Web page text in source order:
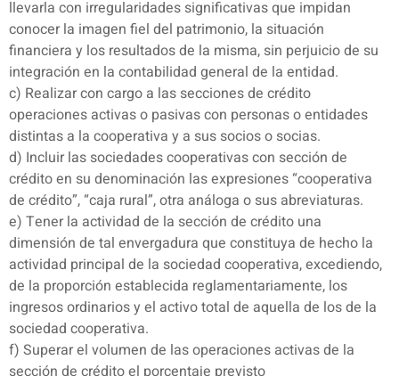
llevarla con irregularidades significativas que impidan
conocer la imagen fiel del patrimonio, la situación
financiera y los resultados de la misma, sin perjuicio de su
integración en la contabilidad general de la entidad.
c) Realizar con cargo a las secciones de crédito
operaciones activas o pasivas con personas o entidades
distintas a la cooperativa y a sus socios o socias.
d) Incluir las sociedades cooperativas con sección de
crédito en su denominación las expresiones “cooperativa
de crédito”, “caja rural”, otra análoga o sus abreviaturas.
e) Tener la actividad de la sección de crédito una
dimensión de tal envergadura que constituya de hecho la
actividad principal de la sociedad cooperativa, excediendo,
de la proporción establecida reglamentariamente, los
ingresos ordinarios y el activo total de aquella de los de la
sociedad cooperativa.
f) Superar el volumen de las operaciones activas de la
sección de crédito el porcentaje previsto